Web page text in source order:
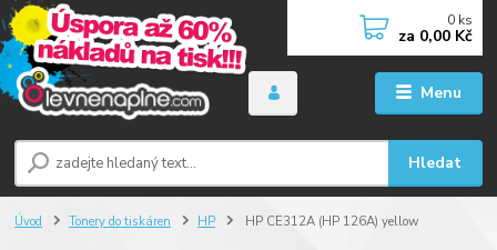
Menu
Hledat
0 ks
za 0,00 Kč
Úvod Tonery do tiskáren HP HP CE312A (HP 126A) yellow